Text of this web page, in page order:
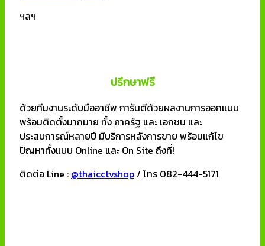
ฯลฯ
ปรึกษาฟรี
ด้วยทีมงานระดับมืออาชีพ การันตีด้วยผลงานการออกแบบ
พร้อมติดตั้งมากมาย ทั้ง ภาครัฐ และ เอกชน และ
ประสบการณ์หลายปี มีบริการหลังการขาย พร้อมแก้ไข
ปัญหาทั้งแบบ Online และ On Site ถึงที่!
ติดต่อ Line : @thaicctvshop/ โทร 082-444-5171